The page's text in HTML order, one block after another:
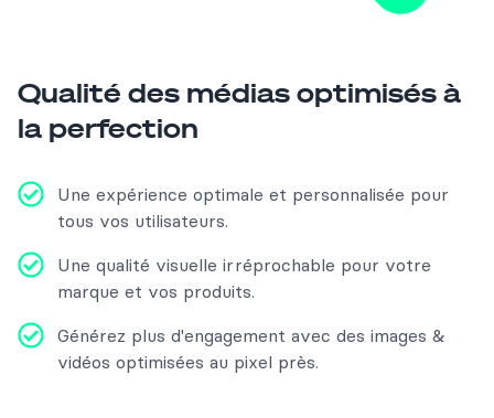
Qualité des médias optimisés à
la perfection
Une expérience optimale et personnalisée pour
tous vos utilisateurs.
Une qualité visuelle irréprochable pour votre
marque et vos produits.
Générez plus d'engagement avec des images &
vidéos optimisées au pixel près.